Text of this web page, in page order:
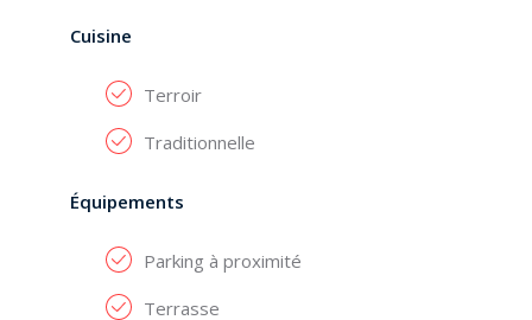
Cuisine
Terroir
Traditionnelle
Équipements
Parking à proximité
Terrasse